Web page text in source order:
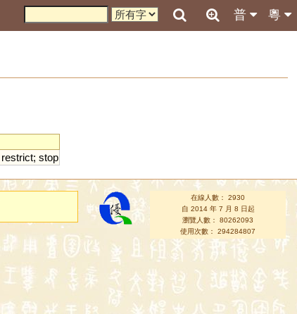
粵
普
restrict; stop
在線人數： 2930
自 2014 年 7 月 8 日起
瀏覽人數： 80262093
使用次數： 294284807